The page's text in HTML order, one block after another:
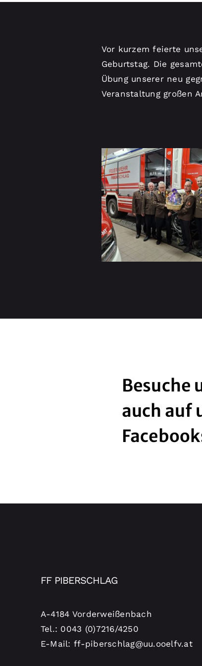
Vor kurzem feierte
Geburtstag. Die
Übung unserer neu
Veranstaltung großen
Besuche
auch auf
FF PIBERSCHLAG
A-4184 Vorderweißenbach
Tel.: 0043 (0)7216/4250
E-Mail: ff-piberschlag@uu.ooelfv.at